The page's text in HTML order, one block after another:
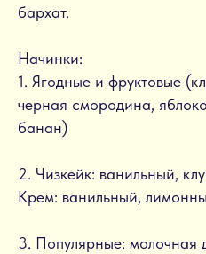
бархат.
Начинки:
1. Ягодные и фруктовые
черная смородина,
банан)
2. Чизкейк: ванильный,
Крем: ванильный,
3. Популярные: молочная